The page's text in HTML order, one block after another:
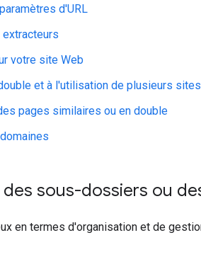
d'URL
extracteurs
votre site Web
et à l'utilisation de plusieurs sites
pages similaires ou en double
des sous-dossiers ou
en termes d'organisation et de